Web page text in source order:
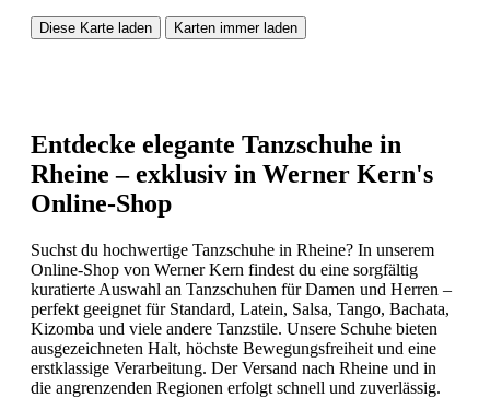
Diese Karte laden Karten immer laden
Entdecke elegante Tanzschuhe in
Rheine – exklusiv in Werner Kern's
Online-Shop
Suchst du hochwertige Tanzschuhe in Rheine? In unserem
Online-Shop von Werner Kern findest du eine sorgfältig
kuratierte Auswahl an Tanzschuhen für Damen und Herren –
perfekt geeignet für Standard, Latein, Salsa, Tango, Bachata,
Kizomba und viele andere Tanzstile. Unsere Schuhe bieten
ausgezeichneten Halt, höchste Bewegungsfreiheit und eine
erstklassige Verarbeitung. Der Versand nach Rheine und in
die angrenzenden Regionen erfolgt schnell und zuverlässig.